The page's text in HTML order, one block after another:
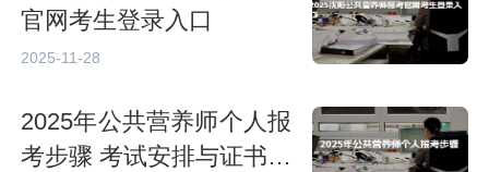
官网考生登录入口
2025-11-28
2025年公共营养师个人报
考步骤 考试安排与证书领